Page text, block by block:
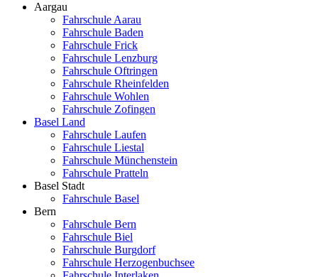
Aargau
Fahrschule Aarau
Fahrschule Baden
Fahrschule Frick
Fahrschule Lenzburg
Fahrschule Oftringen
Fahrschule Rheinfelden
Fahrschule Wohlen
Fahrschule Zofingen
Basel Land
Fahrschule Laufen
Fahrschule Liestal
Fahrschule Münchenstein
Fahrschule Pratteln
Basel Stadt
Fahrschule Basel
Bern
Fahrschule Bern
Fahrschule Biel
Fahrschule Burgdorf
Fahrschule Herzogenbuchsee